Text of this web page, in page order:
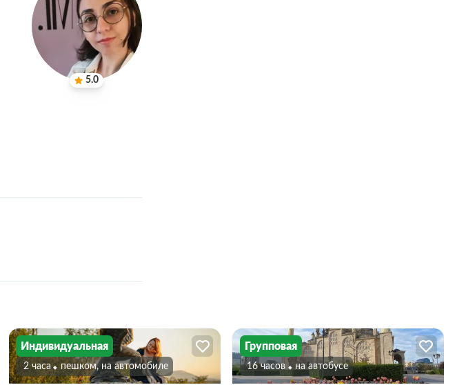
5.0
Индивидуальная
2 часа Пешком, на автомобиле
Групповая
16 часов На автобусе